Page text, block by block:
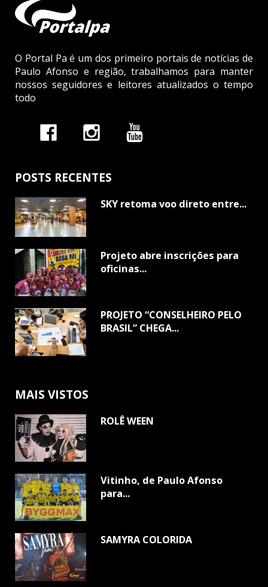
O Portal Pa é um dos primeiro portais de notícias de
Paulo Afonso e região, trabalhamos para manter
nossos seguidores e leitores atualizados o tempo
todo
POSTS RECENTES
SKY retoma voo direto entre...
Projeto abre inscrições para
oficinas...
PROJETO “CONSELHEIRO PELO
BRASIL” CHEGA...
MAIS VISTOS
ROLÊ WEEN
Vitinho, de Paulo Afonso
para...
SAMYRA COLORIDA